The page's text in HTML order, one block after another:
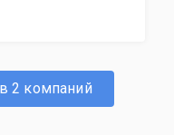
2 компаний